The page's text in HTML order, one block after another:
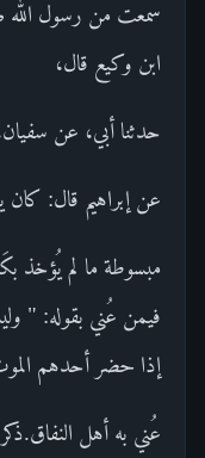
ابن وكيع قال،
حدثنا أبي، عن
عن إبراهيم قال: كان
فيمن عُني بقوله: "
إذا حضر أحدهم